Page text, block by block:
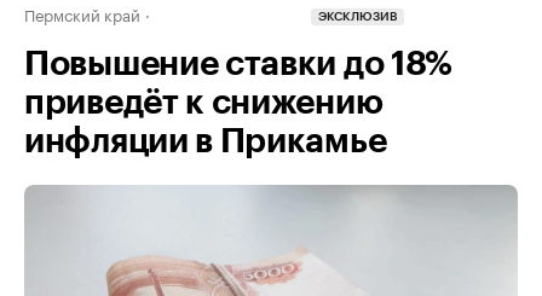
Пермский край ЭКСКЛЮЗИВ
Повышение ставки до 18%
приведёт к снижению
инфляции в Прикамье